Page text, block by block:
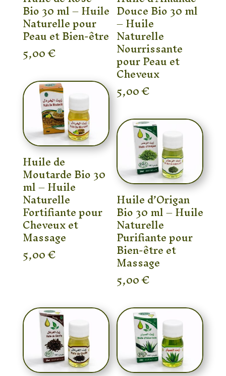
Bio 30 ml – Huile
Naturelle pour
Peau et Bien-être
5,00€
Douce Bio 30 ml
– Huile
Naturelle
Nourrissante
pour Peau et
Cheveux
5,00€
Huile de
Moutarde Bio 30
ml – Huile
Naturelle
Fortifiante pour
Cheveux et
Massage
5,00€
Huile d’Origan
Bio 30 ml – Huile
Naturelle
Purifiante pour
Bien-être et
Massage
5,00€